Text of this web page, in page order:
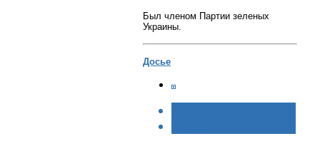
Был членом Партии зеленых
Украины.
Досье